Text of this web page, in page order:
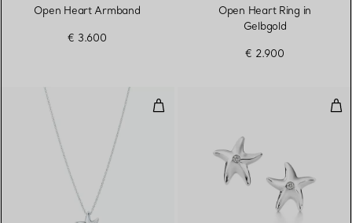
Open Heart Armband
€ 3.600
Open Heart Ring in
Gelbgold
€ 2.900
Seestern-Anhänger